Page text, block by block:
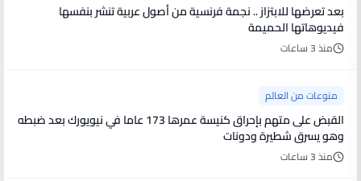
بعد تعرضها للابتزاز .. نجمة فرنسية من أصول عربية تنشر بنفسها
فيديوهاتها الحميمة
منذ 3 ساعات
منوعات من العالم
القبض على متهم بإحراق كنيسة عمرها 173 عاما في نيويورك بعد ضبطه
وهو يسرق شطيرة ودونات
منذ 3 ساعات